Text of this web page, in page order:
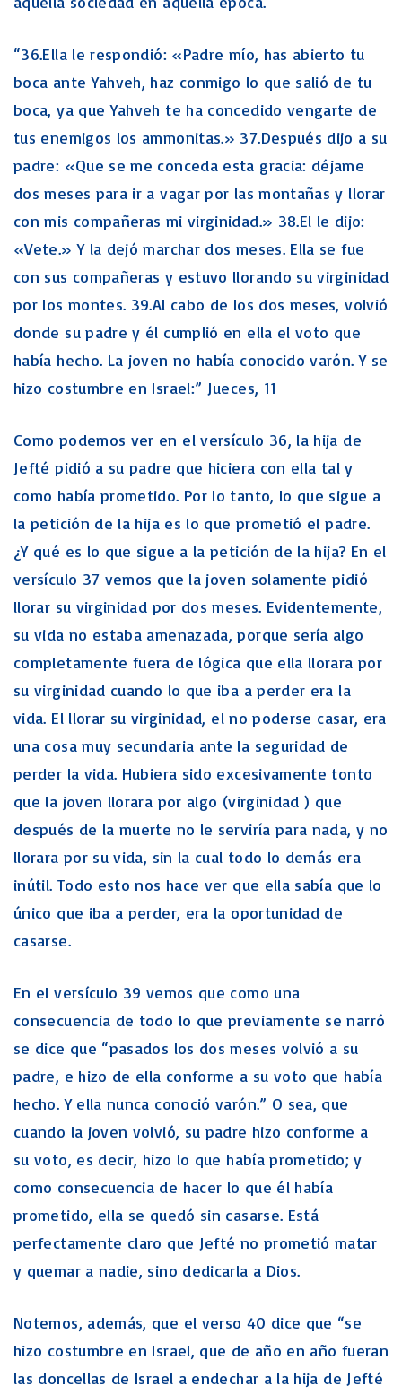
“36.Ella le respondió: «Padre mío, has abierto tu
boca ante Yahveh, haz conmigo lo que salió de tu
boca, ya que Yahveh te ha concedido vengarte de
tus enemigos los ammonitas.» 37.Después dijo a su
padre: «Que se me conceda esta gracia: déjame
dos meses para ir a vagar por las montañas y llorar
con mis compañeras mi virginidad.» 38.El le dijo:
«Vete.» Y la dejó marchar dos meses. Ella se fue
con sus compañeras y estuvo llorando su virginidad
por los montes. 39.Al cabo de los dos meses, volvió
donde su padre y él cumplió en ella el voto que
había hecho. La joven no había conocido varón. Y se
hizo costumbre en Israel:” Jueces, 11
Como podemos ver en el versículo 36, la hija de
Jefté pidió a su padre que hiciera con ella tal y
como había prometido. Por lo tanto, lo que sigue a
la petición de la hija es lo que prometió el padre.
¿Y qué es lo que sigue a la petición de la hija? En el
versículo 37 vemos que la joven solamente pidió
llorar su virginidad por dos meses. Evidentemente,
su vida no estaba amenazada, porque sería algo
completamente fuera de lógica que ella llorara por
su virginidad cuando lo que iba a perder era la
vida. El llorar su virginidad, el no poderse casar, era
una cosa muy secundaria ante la seguridad de
perder la vida. Hubiera sido excesivamente tonto
que la joven llorara por algo (virginidad ) que
después de la muerte no le serviría para nada, y no
llorara por su vida, sin la cual todo lo demás era
inútil. Todo esto nos hace ver que ella sabía que lo
único que iba a perder, era la oportunidad de
casarse.
En el versículo 39 vemos que como una
consecuencia de todo lo que previamente se narró
se dice que “pasados los dos meses volvió a su
padre, e hizo de ella conforme a su voto que había
hecho. Y ella nunca conoció varón.” O sea, que
cuando la joven volvió, su padre hizo conforme a
su voto, es decir, hizo lo que había prometido; y
como consecuencia de hacer lo que él había
prometido, ella se quedó sin casarse. Está
perfectamente claro que Jefté no prometió matar
y quemar a nadie, sino dedicarla a Dios.
Notemos, además, que el verso 40 dice que “se
hizo costumbre en Israel, que de año en año fueran
las doncellas de Israel a endechar a la hija de Jefté